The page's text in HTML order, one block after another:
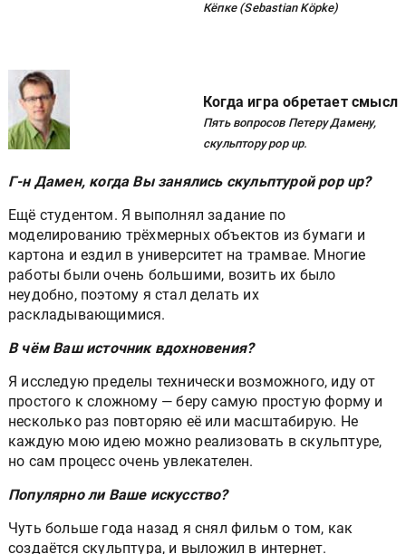
Кёпке (Sebastian Köpke)
Когда игра обретает смысл
Пять вопросов Петеру Дамену,
скульптору pop up.
Г-н Дамен, когда Вы занялись скульптурой pop up?
Ещё студентом. Я выполнял задание по
моделированию трёхмерных объектов из бумаги и
картона и ездил в университет на трамвае. Многие
работы были очень большими, возить их было
неудобно, поэтому я стал делать их
раскладывающимися.
В чём Ваш источник вдохновения?
Я исследую пределы технически возможного, иду от
простого к сложному — беру самую простую форму и
несколько раз повторяю её или масштабирую. Не
каждую мою идею можно реализовать в скульптуре,
но сам процесс очень увлекателен.
Популярно ли Ваше искусство?
Чуть больше года назад я снял фильм о том, как
создаётся скульптура, и выложил в интернет.